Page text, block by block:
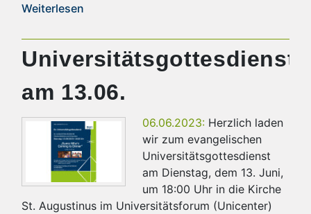
Weiterlesen
Universitätsgottesdienst
am 13.06.
06.06.2023: Herzlich laden
wir zum evangelischen
Universitätsgottesdienst
am Dienstag, dem 13. Juni,
um 18:00 Uhr in die Kirche
St. Augustinus im Universitätsforum (Unicenter)